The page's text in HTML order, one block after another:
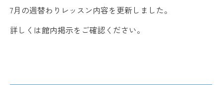
7月の週替わりレッスン内容を更新しました。
詳しくは館内掲示をご確認ください。